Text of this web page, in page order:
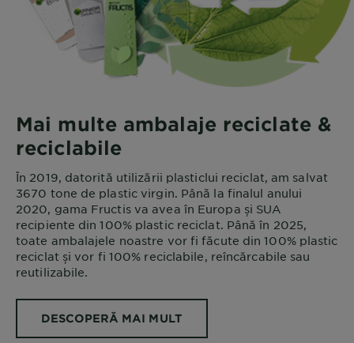
Mai multe ambalaje reciclate &
reciclabile
În 2019, datorită utilizării plasticlui reciclat, am salvat
3670 tone de plastic virgin. Până la finalul anului
2020, gama Fructis va avea în Europa și SUA
recipiente din 100% plastic reciclat. Până în 2025,
toate ambalajele noastre vor fi făcute din 100% plastic
reciclat și vor fi 100% reciclabile, reîncărcabile sau
reutilizabile.
DESCOPERĂ MAI MULT